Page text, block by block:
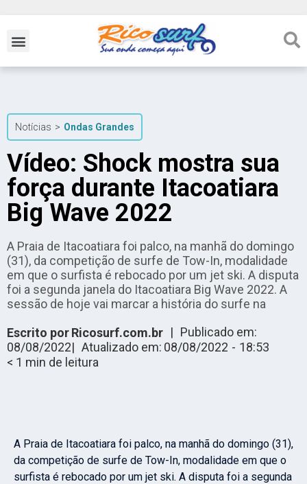
Notícias > Ondas Grandes
Vídeo: Shock mostra sua
força durante Itacoatiara
Big Wave 2022
A Praia de Itacoatiara foi palco, na manhã do domingo
(31), da competição de surfe de Tow-In, modalidade
em que o surfista é rebocado por um jet ski. A disputa
foi a segunda janela do Itacoatiara Big Wave 2022. A
sessão de hoje vai marcar a história do surfe na
Escrito porRicosurf.com.br | Publicado em:
08/08/2022| Atualizado em: 08/08/2022 - 18:53
< 1 min de leitura
A Praia de Itacoatiara foi palco, na manhã do domingo (31),
da competição de surfe de Tow-In, modalidade em que o
surfista é rebocado por um jet ski. A disputa foi a segunda